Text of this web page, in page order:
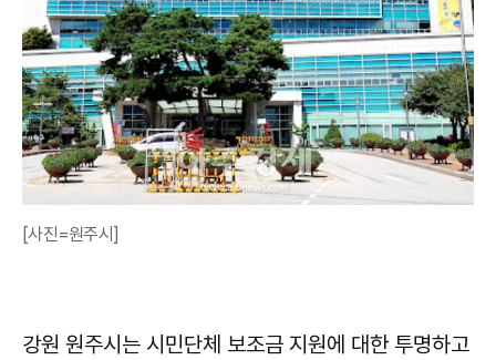
[사진=원주시]
강원 원주시는 시민단체 보조금 지원에 대한 투명하고